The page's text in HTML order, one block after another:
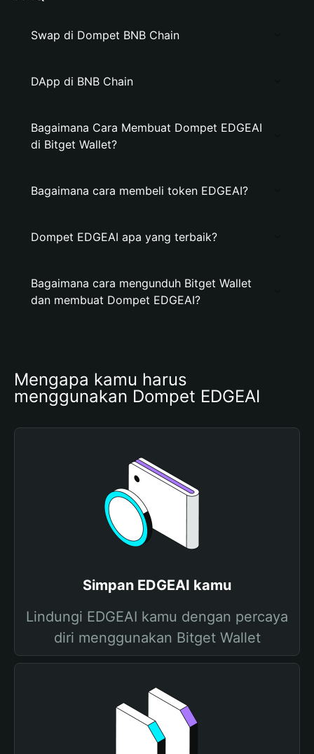
Swap di Dompet BNB Chain
DApp di BNB Chain
Bagaimana Cara Membuat Dompet EDGEAI
di Bitget Wallet?
Bagaimana cara membeli token EDGEAI?
Dompet EDGEAI apa yang terbaik?
Bagaimana cara mengunduh Bitget Wallet
dan membuat Dompet EDGEAI?
Mengapa kamu harus
menggunakan Dompet EDGEAI
Simpan EDGEAI kamu
Lindungi EDGEAI kamu dengan percaya
diri menggunakan Bitget Wallet